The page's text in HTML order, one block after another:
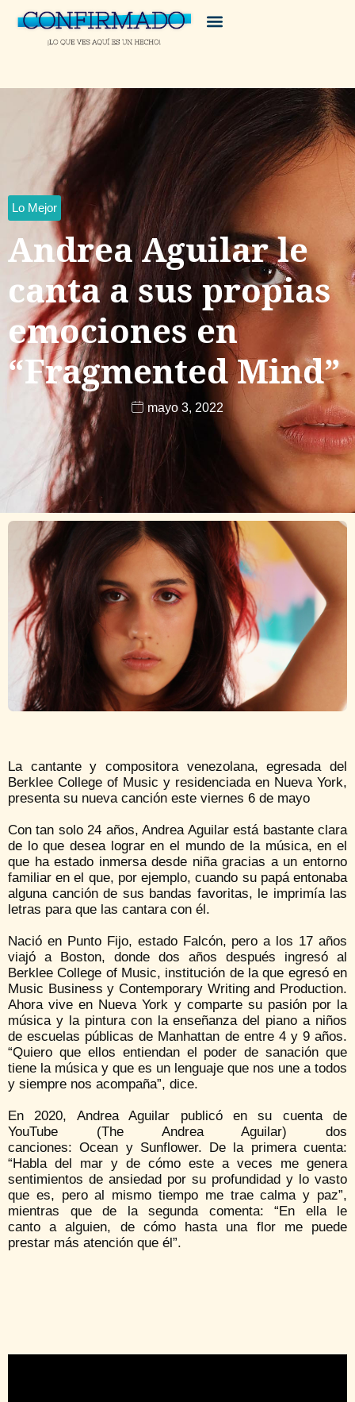
Lo Mejor
Andrea Aguilar le
canta a sus propias
emociones en
“Fragmented Mind”
mayo 3, 2022
La cantante y compositora venezolana, egresada del
Berklee College of Music y residenciada en Nueva York,
presenta su nueva canción este viernes 6 de mayo
Con tan solo 24 años, Andrea Aguilar está bastante clara
de lo que desea lograr en el mundo de la música, en el
que ha estado inmersa desde niña gracias a un entorno
familiar en el que, por ejemplo, cuando su papá entonaba
alguna canción de sus bandas favoritas, le imprimía las
letras para que las cantara con él.
Nació en Punto Fijo, estado Falcón, pero a los 17 años
viajó a Boston, donde dos años después ingresó al
Berklee College of Music, institución de la que egresó en
Music Business y Contemporary Writing and Production.
Ahora vive en Nueva York y comparte su pasión por la
música y la pintura con la enseñanza del piano a niños
de escuelas públicas de Manhattan de entre 4 y 9 años.
“Quiero que ellos entiendan el poder de sanación que
tiene la música y que es un lenguaje que nos une a todos
y siempre nos acompaña”, dice.
En 2020, Andrea Aguilar publicó en su cuenta de
YouTube (The Andrea Aguilar) dos
canciones: Ocean y Sunflower. De la primera cuenta:
“Habla del mar y de cómo este a veces me genera
sentimientos de ansiedad por su profundidad y lo vasto
que es, pero al mismo tiempo me trae calma y paz”,
mientras que de la segunda comenta: “En ella le
canto a alguien, de cómo hasta una flor me puede
prestar más atención que él”.